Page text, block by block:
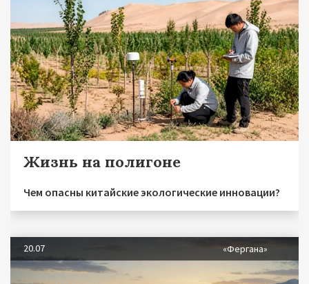
Жизнь на полигоне
Чем опасны китайские экологические инновации?
20.07 «Фергана»